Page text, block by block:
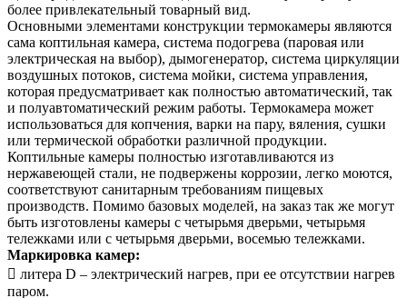
более привлекательный товарный вид.
Основными элементами конструкции термокамеры являются
сама коптильная камера, система подогрева (паровая или
электрическая на выбор), дымогенератор, система циркуляции
воздушных потоков, система мойки, система управления,
которая предусматривает как полностью автоматический, так
и полуавтоматический режим работы. Термокамера может
использоваться для копчения, варки на пару, вяления, сушки
или термической обработки различной продукции.
Коптильные камеры полностью изготавливаются из
нержавеющей стали, не подвержены коррозии, легко моются,
соответствуют санитарным требованиям пищевых
производств. Помимо базовых моделей, на заказ так же могут
быть изготовлены камеры с четырьмя дверьми, четырьмя
тележками или с четырьмя дверьми, восемью тележками.
Маркировка камер:
 литера D – электрический нагрев, при ее отсутствии нагрев
паром.